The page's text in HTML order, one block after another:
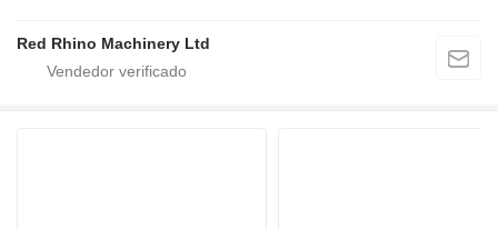
Red Rhino Machinery Ltd